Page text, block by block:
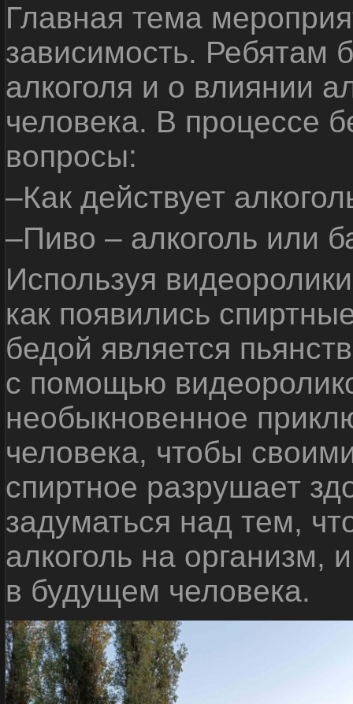
Главная тема
зависимость. Ребятам
алкоголя и о влиянии
человека. В процессе
вопросы:
–Как действует
–Пиво – алкоголь или
Используя
как появились
бедой является
с помощью
необыкновенное
человека, чтобы
спиртное разрушает
задуматься над тем,
алкоголь на организм,
в будущем человека.